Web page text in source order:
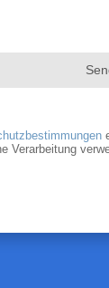
Verarbeitung